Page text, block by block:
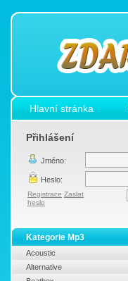
Hlavní stránka
Přihlášení
Jméno:
Heslo:
Registrace Zaslat
heslo
Kategorie Mp3
Acoustic
Alternative